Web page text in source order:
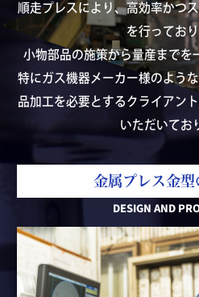
順走プレスにより、高効率かつ
を行ってお
小物部品の施策から量産までを
特にガス機器メーカー様のよう
品加工を必要とするクライアン
いただいてお
金属プレス金型
DESIGN AND